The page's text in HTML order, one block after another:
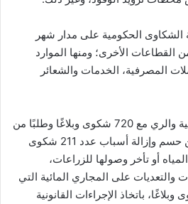
الحكومية على مدار شهر
القطاعات الأخرى؛ ومنها الموارد
المصرفية، الخدمات والشعائر
وتعاملت وزارة الموارد المائية والري مع 720 شكوى وبلاغًا وطلبًا من
خلال المنظومة، وتمكنت من حسم وإزالة أسباب عدد 211 شكوى
أو تأخر وصولها للزراعات،
والتعديات على المجاري المائية التي
من خلال 66 شكوى وبلاغًا، باتخاذ الإجراءات القانونية